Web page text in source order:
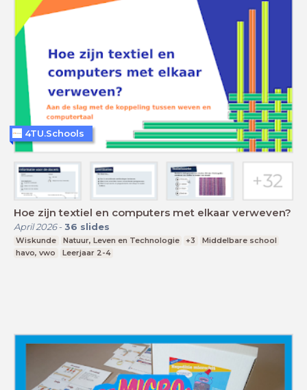
Hoe zijn textiel en computers met elkaar verweven?
April 2026- 36 slides
Wiskunde Natuur, Leven en Technologie +3
Middelbare school
havo, vwo
Leerjaar 2-4
4TU.Schools